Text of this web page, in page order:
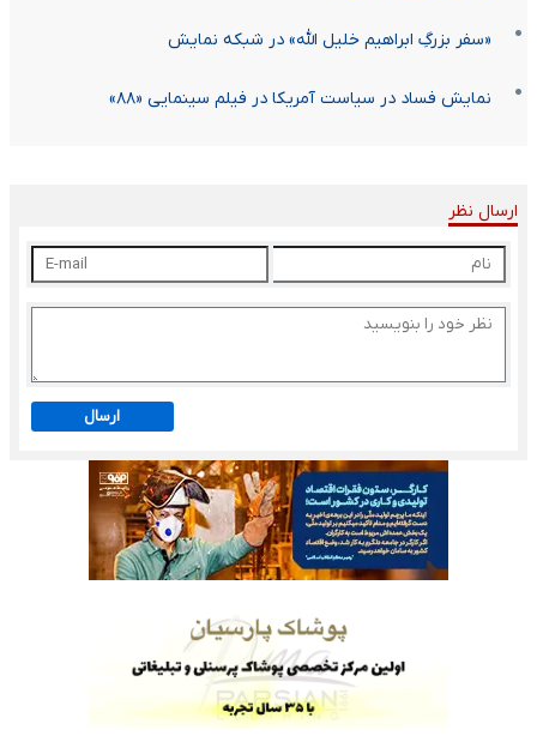
«سفر بزرگِ ابراهیم خلیل الله» در شبکه نمایش
نمایش فساد در سیاست آمریکا در فیلم سینمایی «۸۸»
ارسال نظر
ارسال